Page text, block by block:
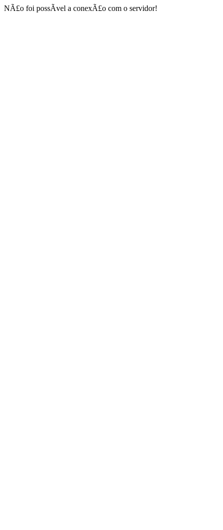
NÃ£o foi possÃ­vel a conexÃ£o com o servidor!